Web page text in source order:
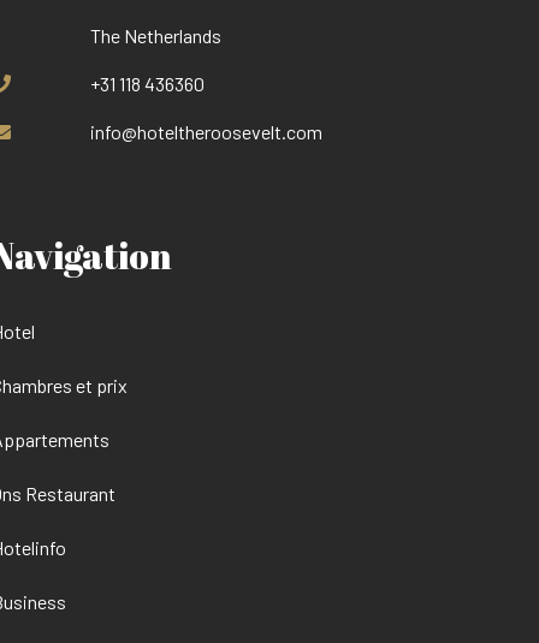
The Netherlands
+31 118 436360
info@hoteltheroosevelt.com
et prix
Restaurant